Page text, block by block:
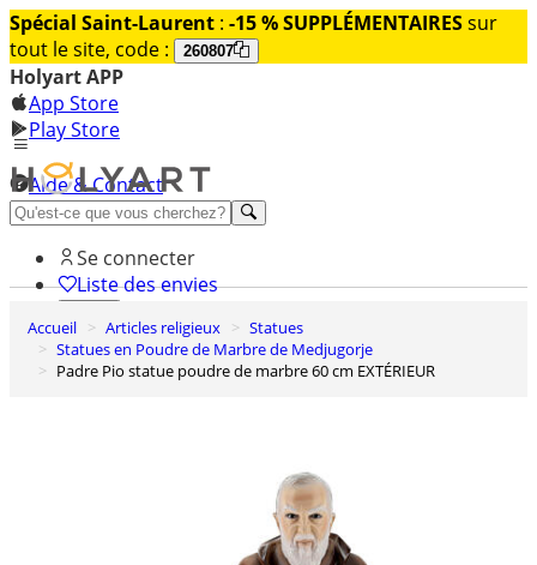
Spécial Saint-Laurent : -15 % SUPPLÉMENTAIRESsur
tout le site, code :
260807
Holyart APP
App Store
Play Store
Aide & Contact
Découvrez Premium
Se connecter
Liste des envies
0
Panier
Accueil Articles religieux
Statues
Statues en Poudre de Marbre de Medjugorje
Padre Pio statue poudre de marbre 60 cm EXTÉRIEUR